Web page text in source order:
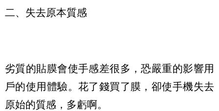
二、失去原本質感
劣質的貼膜會使手感差很多，恐嚴重的影響用
戶的使用體驗。花了錢買了膜，卻使手機失去
原始的質感，多虧啊。